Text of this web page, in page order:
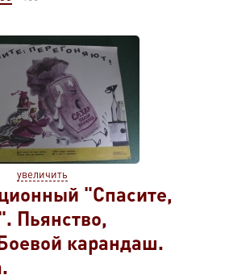
увеличить
"Спасите,
Пьянство,
карандаш.